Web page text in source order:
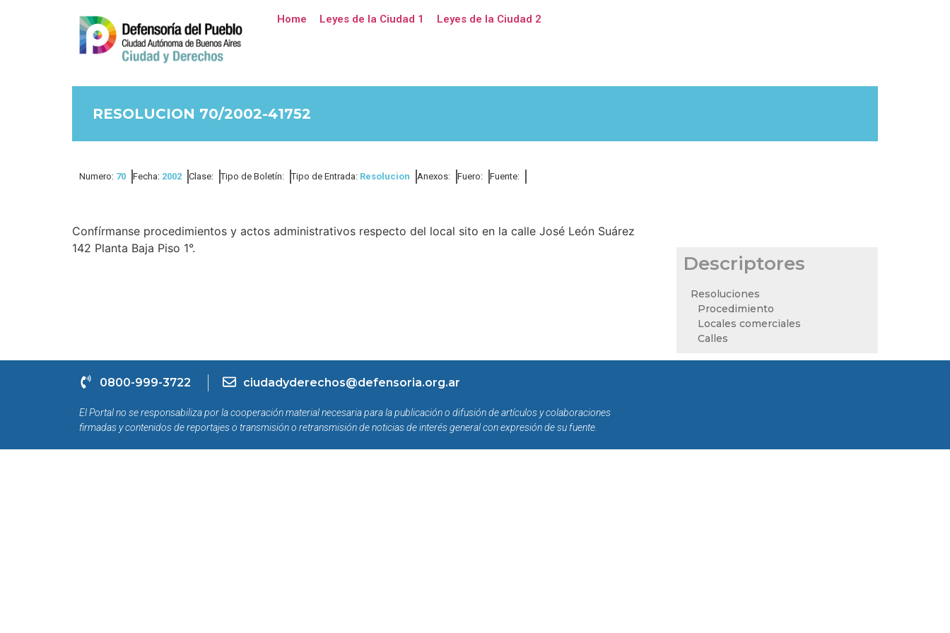
Home Leyes de la Ciudad 1 Leyes de la Ciudad 2
RESOLUCION 70/2002-41752
Numero: 70 Fecha: 2002 Clase: Tipo de Boletín: Tipo de Entrada: Resolucion Anexos: Fuero: Fuente:
Confírmanse procedimientos y actos administrativos respecto del local sito en la calle José León Suárez
142 Planta Baja Piso 1°.
Descriptores
Resoluciones
Procedimiento
Locales comerciales
Calles
0800-999-3722 ciudadyderechos@defensoria.org.ar
El Portal no se responsabiliza por la cooperación material necesaria para la publicación o difusión de artículos y colaboraciones
firmadas y contenidos de reportajes o transmisión o retransmisión de noticias de interés general con expresión de su fuente.